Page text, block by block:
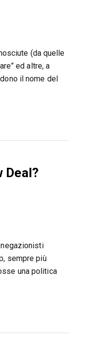
(da quelle
ed altre, a
il nome del
Deal?
sempre più
una politica